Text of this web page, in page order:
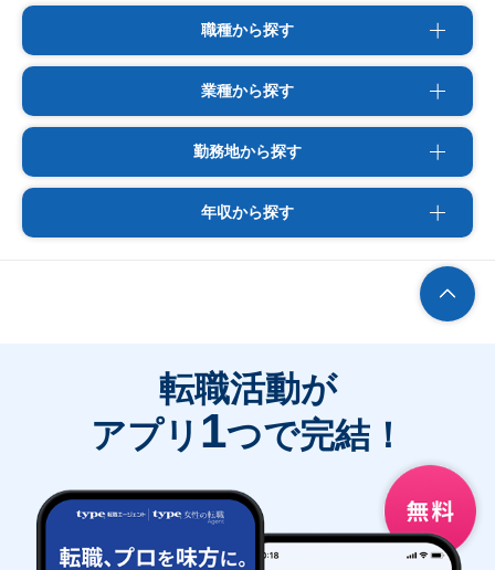
職種から探す
業種から探す
勤務地から探す
年収から探す
転職活動が
アプリ 1つで完結！